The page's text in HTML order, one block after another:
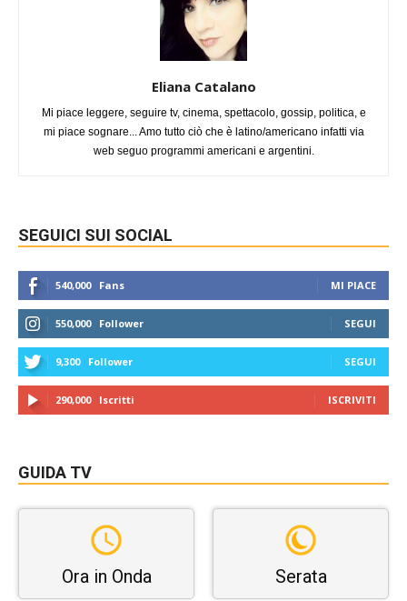
Eliana Catalano
Mi piace leggere, seguire tv, cinema, spettacolo, gossip, politica, e
mi piace sognare... Amo tutto ciò che è latino/americano infatti via
web seguo programmi americani e argentini.
SEGUICI SUI SOCIAL
540,000 Fans MI PIACE
550,000 Follower SEGUI
9,300 Follower SEGUI
290,000 Iscritti ISCRIVITI
GUIDA TV
Ora in Onda Serata